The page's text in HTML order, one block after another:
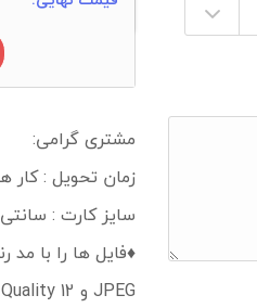
مشتری گرامی:
زمان تحویل : کار ها 3 الی 4 روز کاری می
سایز کارت : سانتی متر 40*29
JPEG و Quality 12 ارسال نمائید.